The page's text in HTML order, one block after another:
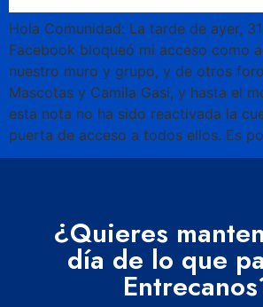
Hola Comunidad: La tarde de ayer,
Facebook bloqueó mi acceso como
nuestro muro y grupo, y de otros
Mascotas y Camila Gasi, y hasta el
esta nota no ha sido reactivada la
puerta de acceso a todos ellos. Es
¿Quieres
día de lo que